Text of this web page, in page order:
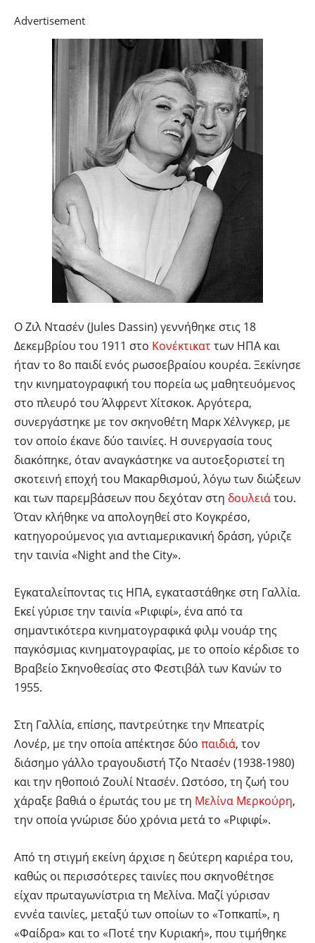
Advertisement
Ο Ζιλ Ντασέν (Jules Dassin) γεννήθηκε στις 18
Δεκεμβρίου του 1911 στο Κονέκτικαττων ΗΠΑ και
ήταν το 8ο παιδί ενός ρωσοεβραίου κουρέα. Ξεκίνησε
την κινηματογραφική του πορεία ως μαθητευόμενος
στο πλευρό του Άλφρεντ Χίτσκοκ. Αργότερα,
συνεργάστηκε με τον σκηνοθέτη Μαρκ Χέλνγκερ, με
τον οποίο έκανε δύο ταινίες. Η συνεργασία τους
διακόπηκε, όταν αναγκάστηκε να αυτοεξοριστεί τη
σκοτεινή εποχή του Μακαρθισμού, λόγω των διώξεων
και των παρεμβάσεων που δεχόταν στη δουλειάτου.
Όταν κλήθηκε να απολογηθεί στο Κογκρέσο,
κατηγορούμενος για αντιαμερικανική δράση, γύριζε
την ταινία «Night and the City».
Εγκαταλείποντας τις ΗΠΑ, εγκαταστάθηκε στη Γαλλία.
Εκεί γύρισε την ταινία «Ριφιφί», ένα από τα
σημαντικότερα κινηματογραφικά φιλμ νουάρ της
παγκόσμιας κινηματογραφίας, με το οποίο κέρδισε το
Βραβείο Σκηνοθεσίας στο Φεστιβάλ των Κανών το
1955.
Στη Γαλλία, επίσης, παντρεύτηκε την Μπεατρίς
Λονέρ, με την οποία απέκτησε δύο παιδιά, τον
διάσημο γάλλο τραγουδιστή Τζο Ντασέν (1938-1980)
και την ηθοποιό Ζουλί Ντασέν. Ωστόσο, τη ζωή του
χάραξε βαθιά ο έρωτάς του με τη Μελίνα Μερκούρη,
την οποία γνώρισε δύο χρόνια μετά το «Ριφιφί».
Από τη στιγμή εκείνη άρχισε η δεύτερη καριέρα του,
καθώς οι περισσότερες ταινίες που σκηνοθέτησε
είχαν πρωταγωνίστρια τη Μελίνα. Μαζί γύρισαν
εννέα ταινίες, μεταξύ των οποίων το «Τοπκαπί», η
«Φαίδρα» και το «Ποτέ την Κυριακή», που τιμήθηκε